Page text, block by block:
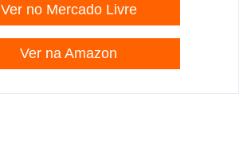
Ver no Mercado Livre
Ver na Amazon